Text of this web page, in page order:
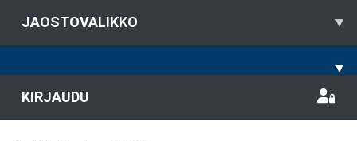
JAOSTOVALIKKO ▾
▾
KIRJAUDU